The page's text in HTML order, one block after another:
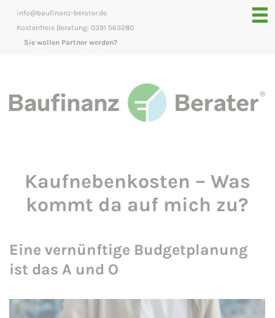
info@baufinanz-berater.de
Kostenfreie Beratung: 0391 563280
Sie wollen Partner werden?
Kaufnebenkosten – Was
kommt da auf mich zu?
Eine vernünftige Budgetplanung
ist das A und O